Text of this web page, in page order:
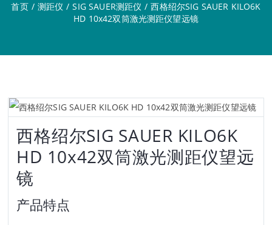
首页 / 测距仪 / SIG SAUER测距仪 / 西格绍尔SIG SAUER KILO6K
HD 10x42双筒激光测距仪望远镜
西格绍尔SIG SAUER KILO6K
HD 10x42双筒激光测距仪望远
镜
产品特点